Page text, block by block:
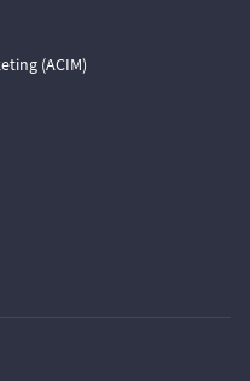
(ACIM)